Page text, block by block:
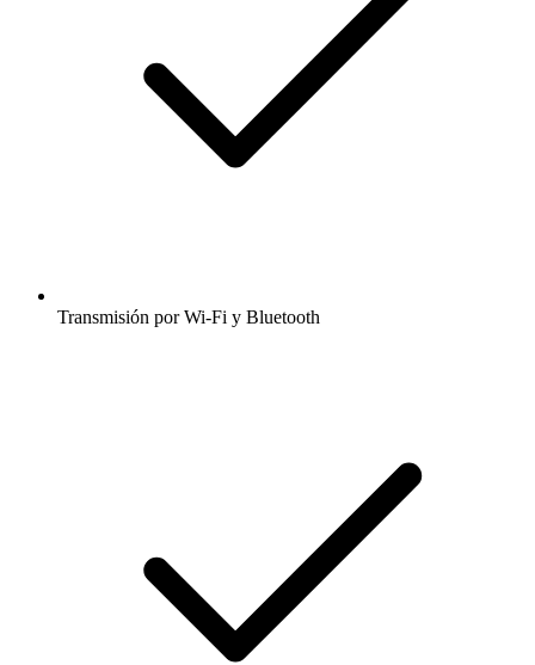
Transmisión por Wi-Fi y Bluetooth